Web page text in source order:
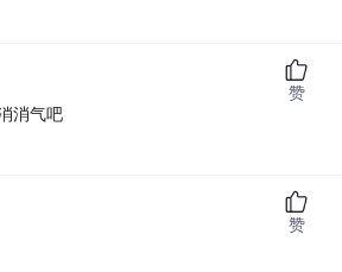
消气吧
赞
赞